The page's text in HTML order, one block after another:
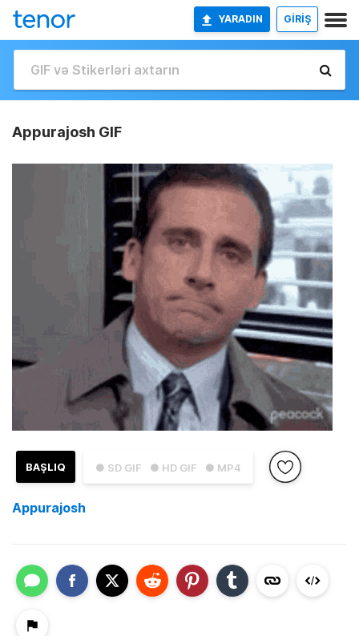
YARADIN GİRİŞ
Appurajosh GIF
● SD GIF ● HD GIF ● MP4
BAŞLIQ
Appurajosh